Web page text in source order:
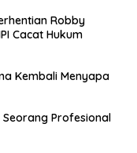
Robby
Cacat Hukum
Kembali Menyapa
Seorang Profesional